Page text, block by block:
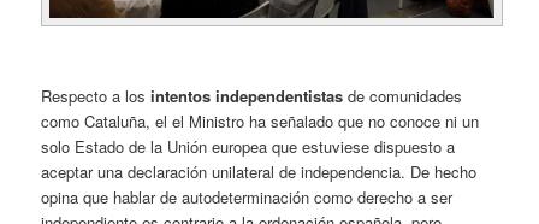
Respecto a losintentos independentistas de comunidades
como Cataluña, el el Ministro ha señalado que no conoce ni un
solo Estado de la Unión europea que estuviese dispuesto a
aceptar una declaración unilateral de independencia. De hecho
opina que hablar de autodeterminación como derecho a ser